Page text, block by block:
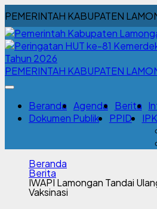
PEMERINTAH KABUPATEN
PEMERINTAH KABUPATEN
Beranda Agenda Berita
Dokumen Publik
PPID
Beranda
Berita
IWAPI Lamongan Tandai
Vaksinasi